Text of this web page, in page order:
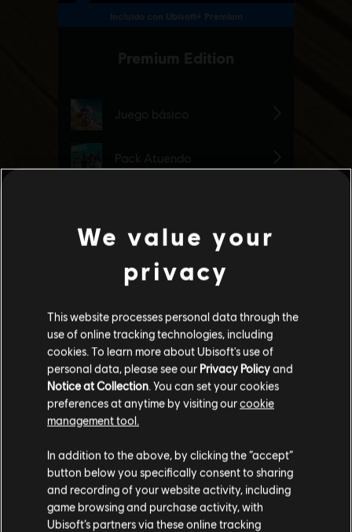
Por favor, visita nuestra Store local para realizar
tu compra.
We value your
privacy
This website processes personal data through the
use of online tracking technologies, including
cookies. To learn more about Ubisoft's use of
personal data, please see our Privacy Policyand
Notice at Collection. You can set your cookies
preferences at anytime by visiting ourcookie
management tool.
In addition to the above, by clicking the “accept”
button below you specifically consent to sharing
and recording of your website activity, including
game browsing and purchase activity, with
Ubisoft’s partners via these online tracking